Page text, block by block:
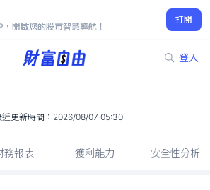
，開啟您的股市智慧導航！
打開
登入
19.45
0.25%
更新時間： 2026/08/07 05:30
務報表 獲利能力 安全性分析